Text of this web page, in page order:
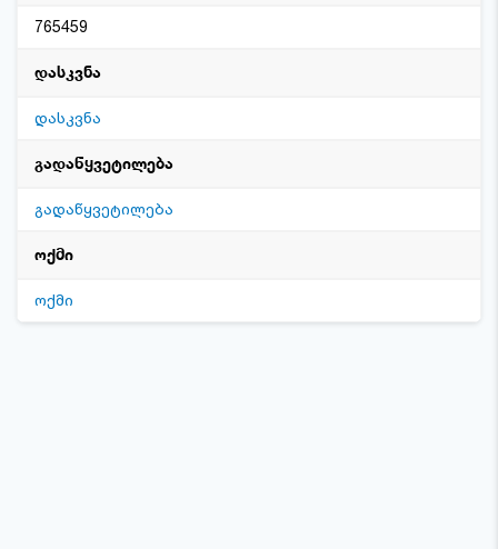
765459
დასკვნა
დასკვნა
გადაწყვეტილება
გადაწყვეტილება
ოქმი
ოქმი